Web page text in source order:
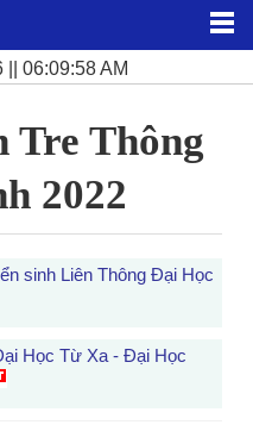
|| 06:09:59 AM
Tre Thông
2022
sinh Liên Thông Đại Học
Học Từ Xa - Đại Học